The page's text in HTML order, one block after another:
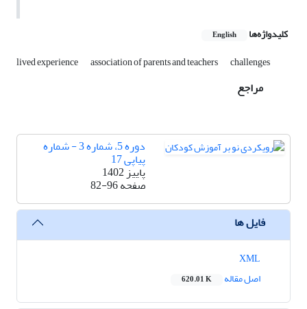
کلیدواژه‌ها English
lived experience association of parents and teachers challenges
مراجع
دوره 5، شماره 3 - شماره
پیاپی 17
پاییز 1402
صفحه82-96
فایل ها
اصل مقاله
620.01 K